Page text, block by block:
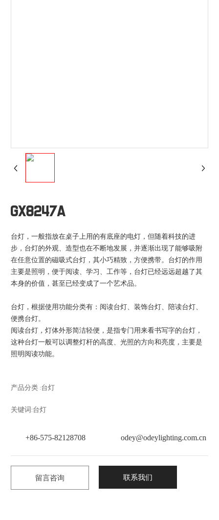
GX8247A
台灯，一般指放在桌子上用的有底座的电灯，但随着科技的进
步，台灯的外观、造型也在不断地发展，并逐渐出现了能够吸附
在任意位置的磁吸式台灯，其小巧精致，方便携带。台灯的作用
主要是照明，便于阅读、学习、工作等，台灯已经远远超越了其
本身的价值，甚至已经变成了一个艺术品。
台灯，根据使用功能分类有：阅读台灯、装饰台灯、陪读台灯、
便携台灯。
阅读台灯，灯体外形简洁轻便，是指专门用来看书写字的台灯，
这种台灯一般可以调整灯杆的高度、光照的方向和亮度，主要是
照明阅读功能。
产品分类 :台灯
关键词:台灯
+86-575-82128708 odey@odeylighting.com.cn
留言咨询 联系我们